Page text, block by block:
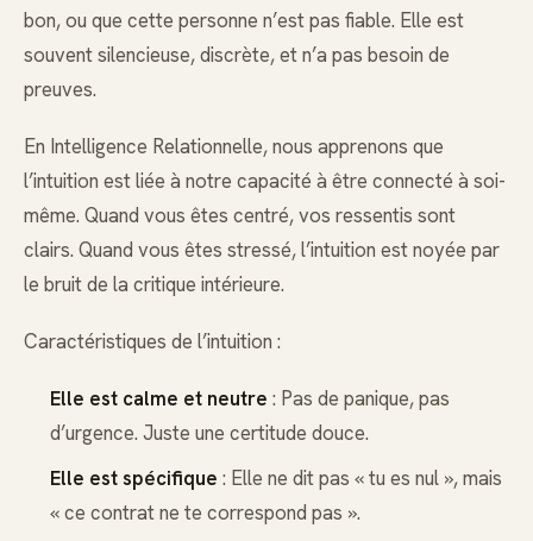
bon, ou que cette personne n’est pas fiable. Elle est
souvent silencieuse, discrète, et n’a pas besoin de
preuves.
En Intelligence Relationnelle, nous apprenons que
l’intuition est liée à notre capacité à être connecté à soi-
même. Quand vous êtes centré, vos ressentis sont
clairs. Quand vous êtes stressé, l’intuition est noyée par
le bruit de la critique intérieure.
Caractéristiques de l’intuition :
Elle est calme et neutre : Pas de panique, pas
d’urgence. Juste une certitude douce.
Elle est spécifique : Elle ne dit pas « tu es nul », mais
« ce contrat ne te correspond pas ».